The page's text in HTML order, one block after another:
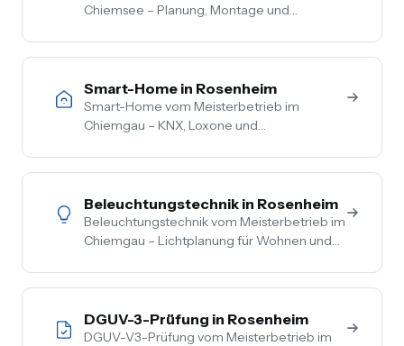
Chiemsee – Planung, Montage und
Vor-Ort-Termin, Nullsteuer auf
Smart-Home in Rosenheim
Smart-Home vom Meisterbetrieb im
Chiemgau – KNX, Loxone und
Licht, Heizung, Beschattung und Sicherheit
Beleuchtungstechnik in Rosenheim
Beleuchtungstechnik vom Meisterbetrieb im
Chiemgau – Lichtplanung für Wohnen und
Akzentbeleuchtung. Auch mit Smart-
DGUV-3-Prüfung in Rosenheim
DGUV-V3-Prüfung vom Meisterbetrieb im